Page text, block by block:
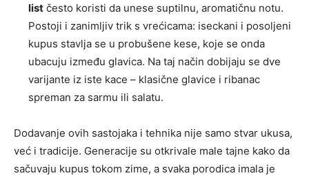
list često koristi da unese suptilnu, aromatičnu notu.
Postoji i zanimljiv trik s vrećicama: iseckani i posoljeni
kupus stavlja se u probušene kese, koje se onda
ubacuju između glavica. Na taj način dobijaju se dve
varijante iz iste kace – klasične glavice i ribanac
spreman za sarmu ili salatu.
Dodavanje ovih sastojaka i tehnika nije samo stvar ukusa,
već i tradicije. Generacije su otkrivale male tajne kako da
sačuvaju kupus tokom zime, a svaka porodica imala je